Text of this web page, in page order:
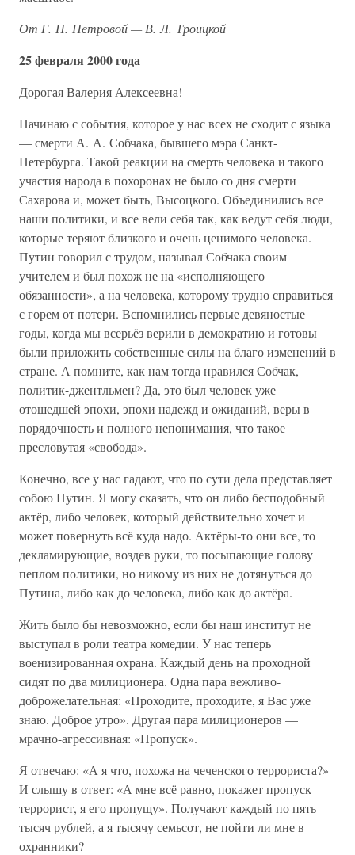
От Г. Н. Петровой — В. Л. Троицкой
25 февраля 2000 года
Дорогая Валерия Алексеевна!
Начинаю с события, которое у нас всех не сходит с языка
— смерти А. А. Собчака, бывшего мэра Санкт-
Петербурга. Такой реакции на смерть человека и такого
участия народа в похоронах не было со дня смерти
Сахарова и, может быть, Высоцкого. Объединились все
наши политики, и все вели себя так, как ведут себя люди,
которые теряют близкого и очень ценимого человека.
Путин говорил с трудом, называл Собчака своим
учителем и был похож не на «исполняющего
обязанности», а на человека, которому трудно справиться
с горем от потери. Вспомнились первые девяностые
годы, когда мы всерьёз верили в демократию и готовы
были приложить собственные силы на благо изменений в
стране. А помните, как нам тогда нравился Собчак,
политик-джентльмен? Да, это был человек уже
отошедшей эпохи, эпохи надежд и ожиданий, веры в
порядочность и полного непонимания, что такое
пресловутая «свобода».
Конечно, все у нас гадают, что по сути дела представляет
собою Путин. Я могу сказать, что он либо бесподобный
актёр, либо человек, который действительно хочет и
может повернуть всё куда надо. Актёры-то они все, то
декламирующие, воздев руки, то посыпающие голову
пеплом политики, но никому из них не дотянуться до
Путина, либо как до человека, либо как до актёра.
Жить было бы невозможно, если бы наш институт не
выступал в роли театра комедии. У нас теперь
военизированная охрана. Каждый день на проходной
сидят по два милиционера. Одна пара вежливо-
доброжелательная: «Проходите, проходите, я Вас уже
знаю. Доброе утро». Другая пара милиционеров —
мрачно-агрессивная: «Пропуск».
Я отвечаю: «А я что, похожа на чеченского террориста?»
И слышу в ответ: «А мне всё равно, покажет пропуск
террорист, я его пропущу». Получают каждый по пять
тысяч рублей, а я тысячу семьсот, не пойти ли мне в
охранники?